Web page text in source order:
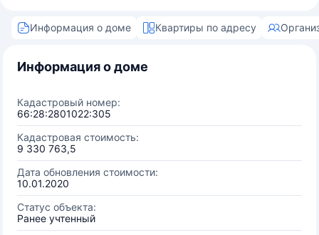
Информация о доме Квартиры по адресу
Информация о доме
Кадастровый номер:
66:28:2801022:305
Кадастровая стоимость:
9 330 763,5
Дата обновления стоимости:
10.01.2020
Статус объекта:
Ранее учтенный